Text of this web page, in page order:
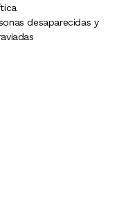
desaparecidas y